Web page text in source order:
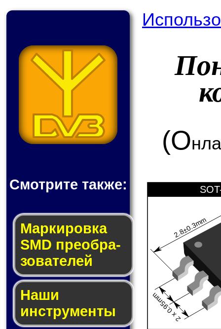
Смотрите также:
Мар­ки­ров­ка
SMD пре­об­ра­
зо­ва­те­лей
Наши
инструменты
(О
2.8±0.3mm
2 x 0.95mm